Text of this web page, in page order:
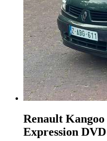
Renault Kangoo
Expression DVD